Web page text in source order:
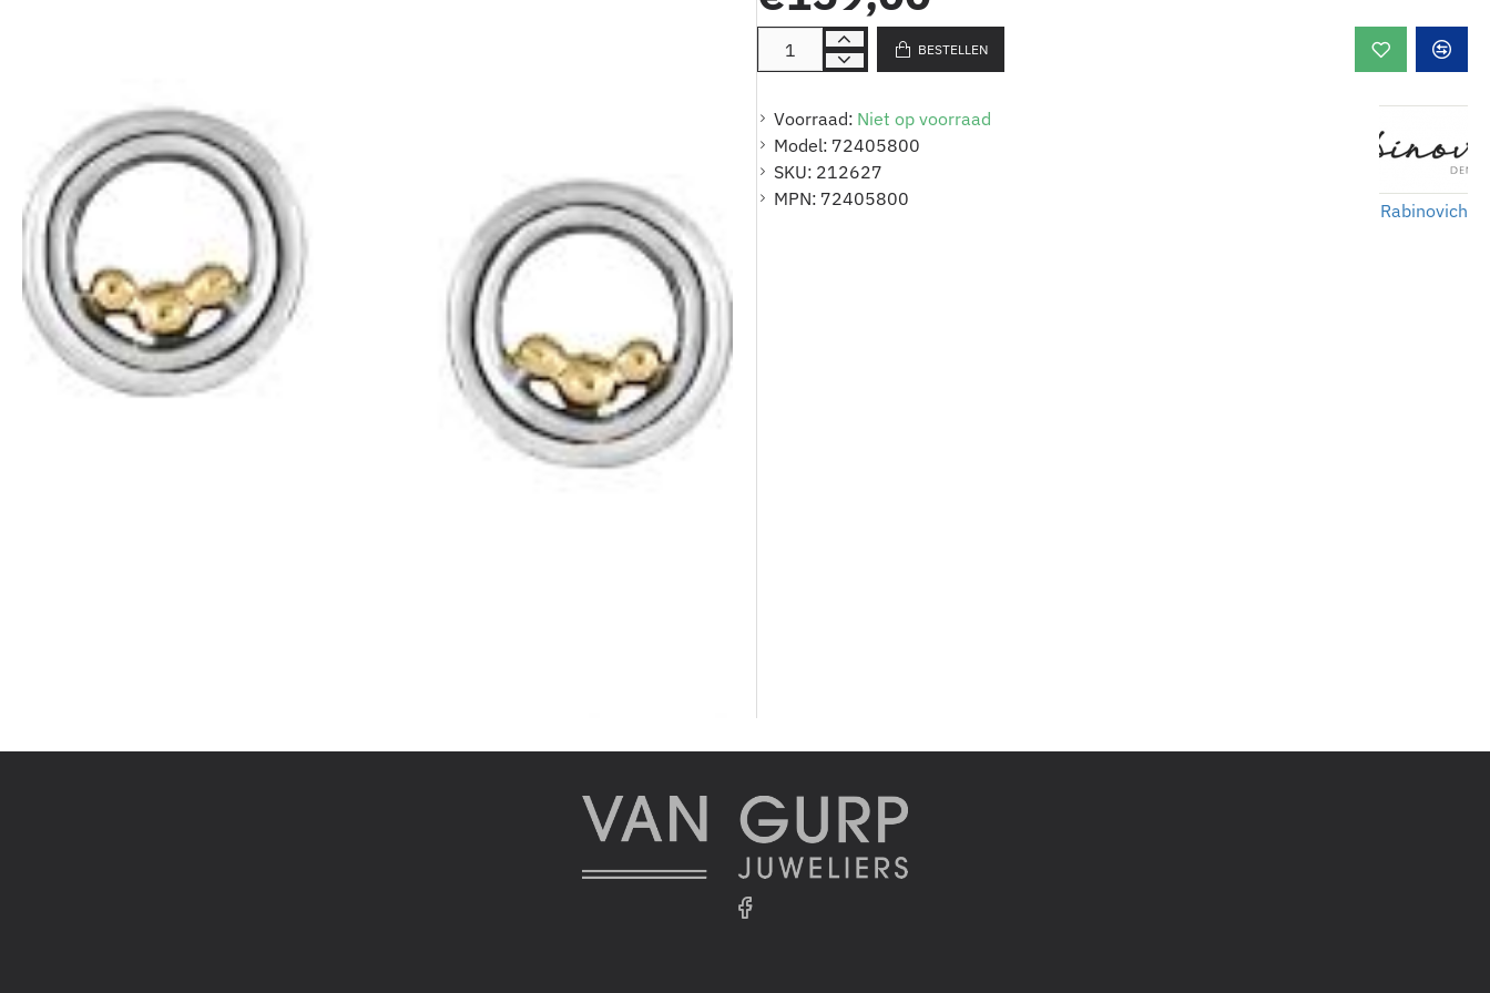
Voorraad: Niet op voorraad
Model: 72405800
SKU: 212627
MPN: 72405800
Rabinovich
BESTELLEN